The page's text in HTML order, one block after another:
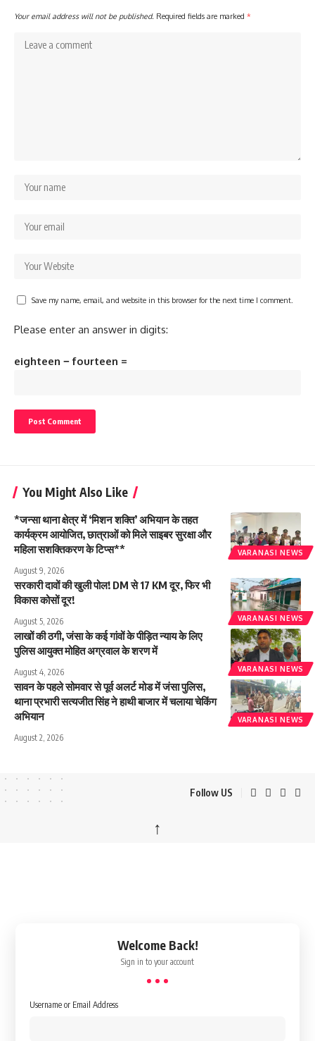
Your email address will not be published. Required fields are marked *
Save my name, email, and website in this browser for the next time I comment.
Please enter an answer in digits:
eighteen − fourteen =
You Might Also Like
VARANASI NEWS
*जन्सा थाना क्षेत्र में ‘मिशन शक्ति’ अभियान के तहत
कार्यक्रम आयोजित, छात्राओं को मिले साइबर सुरक्षा और
महिला सशक्तिकरण के टिप्स**
August 9, 2026
VARANASI NEWS
सरकारी दावों की खुली पोल! DM से 17 KM दूर, फिर भी
विकास कोसों दूर!
August 5, 2026
VARANASI NEWS
लाखों की ठगी, जंसा के कई गांवों के पीड़ित न्याय के लिए
पुलिस आयुक्त मोहित अग्रवाल के शरण में
August 4, 2026
VARANASI NEWS
सावन के पहले सोमवार से पूर्व अलर्ट मोड में जंसा पुलिस,
थाना प्रभारी सत्यजीत सिंह ने हाथी बाजार में चलाया चेकिंग
अभियान
August 2, 2026
Follow US
↑
Welcome Back!
Sign in to your account
Username or Email Address